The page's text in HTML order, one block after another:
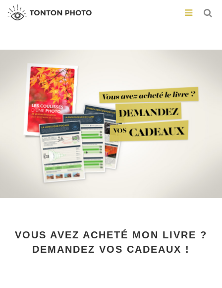
VOUS AVEZ ACHETÉ MON LIVRE ?
DEMANDEZ VOS CADEAUX !